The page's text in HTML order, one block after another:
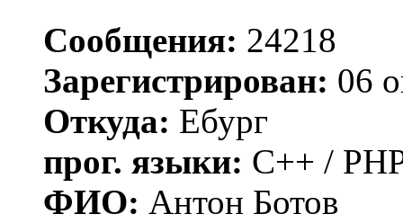
Сообщения: 24218
Зарегистрирован: 06
Откуда: Ебург
прог. языки: C++ /
ФИО: Антон Ботов